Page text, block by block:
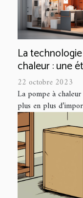
La
chaleur : une
22 octobre 2023
La pompe à
plus en plus